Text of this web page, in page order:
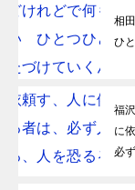
相
ひ
福
に
必